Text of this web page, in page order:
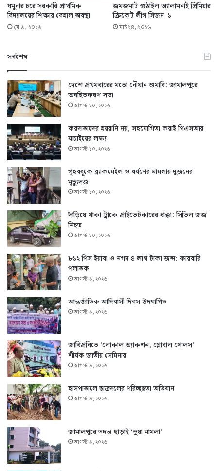
যমুনার চরে সরকারি প্রাথমিক
বিদ্যালয়ের শিক্ষার বেহাল অবস্থা
মে ৯, ২০২৬
জমজমাট গুঠাইল অ্যালামনাই প্রিমিয়ার
ক্রিকেট লীগ সিজন–১
মার্চ ২৪, ২০২৬
সর্বশেষ
দেশে প্রথমবারের মতো নৌযান শুমারি: জামালপুরে
অবহিতকরণ সভা
আগস্ট ১০, ২০২৬
করদাতাদের হয়রানি নয়, সহযোগিতা করাই পিএসআর
যাচাইয়ের লক্ষ্য
আগস্ট ১০, ২০২৬
গৃহবধূকে ব্ল্যাকমেইল ও ধর্ষণের মামলায় দুজনের
মৃত্যুদণ্ড
আগস্ট ১০, ২০২৬
দাঁড়িয়ে থাকা ট্রাকে প্রাইভেটকারের ধাক্কা: সিভিল জজ
নিহত
আগস্ট ১০, ২০২৬
৮১২ পিস ইয়াবা ও নগদ ৪ লাখ টাকা জব্দ: কারবারি
পলাতক
আগস্ট ৯, ২০২৬
আন্তর্জাতিক আদিবাসী দিবস উদযাপিত
আগস্ট ৯, ২০২৬
জাবিপ্রবিতে ‘লোকাল অ্যাকশন, গ্লোবাল গোলস’
শীর্ষক জাতীয় সেমিনার
আগস্ট ৯, ২০২৬
হাসপাতালে ছাত্রদলের পরিচ্ছন্নতা অভিযান
আগস্ট ৯, ২০২৬
জামালপুরে তদন্ত ছাড়াই ‘ভুয়া মামলা’
আগস্ট ৯, ২০২৬